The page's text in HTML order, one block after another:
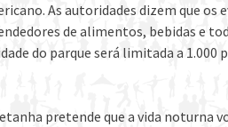
As autoridades dizem que os
de alimentos, bebidas e
do parque será limitada a 1.000
pretende que a vida noturna